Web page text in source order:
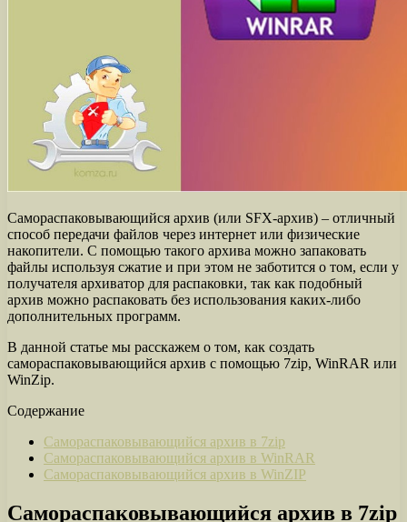
Самораспаковывающийся архив (или SFX-архив) – отличный
способ передачи файлов через интернет или физические
накопители. С помощью такого архива можно запаковать
файлы используя сжатие и при этом не заботится о том, если у
получателя архиватор для распаковки, так как подобный
архив можно распаковать без использования каких-либо
дополнительных программ.
В данной статье мы расскажем о том, как создать
самораспаковывающийся архив с помощью 7zip, WinRAR или
WinZip.
Содержание
Самораспаковывающийся архив в 7zip
Самораспаковывающийся архив в WinRAR
Самораспаковывающийся архив в WinZIP
Самораспаковывающийся архив в 7zip